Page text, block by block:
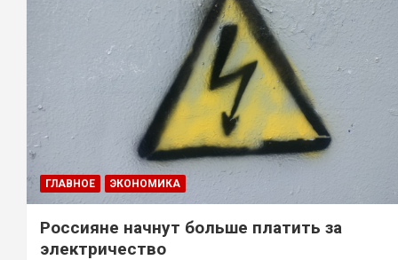
ГЛАВНОЕ ЭКОНОМИКА
Россияне начнут больше платить за
электричество